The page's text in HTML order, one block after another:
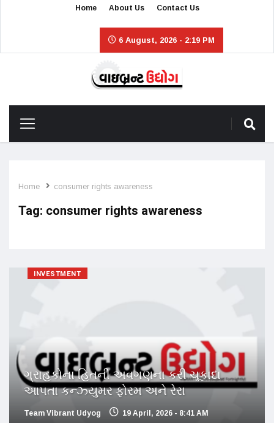
Home About Us Contact Us
6 August, 2026 - 2:19 PM
Home consumer rights awareness
Tag: consumer rights awareness
INVESTMENT
ગ્રાહકોના હિતની અવગણના કરી ચૂકાદા
આપતા કન્ઝ્યુમર ફોરમ અને રેરા
Team Vibrant Udyog 19 April, 2026 - 8:41 AM